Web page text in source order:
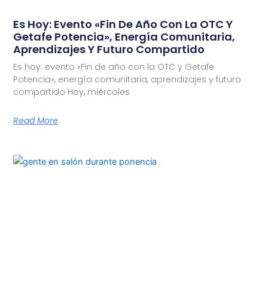
Es Hoy: Evento «Fin De Año Con La OTC Y
Getafe Potencia», Energía Comunitaria,
Aprendizajes Y Futuro Compartido
Es hoy: evento «Fin de año con la OTC y Getafe
Potencia», energía comunitaria, aprendizajes y futuro
compartido Hoy, miércoles
Read More